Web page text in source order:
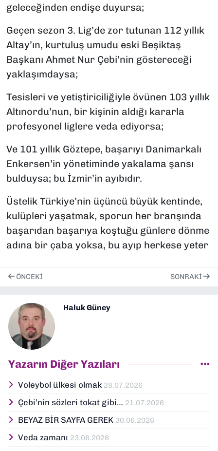
geleceğinden endişe duyursa;
Geçen sezon 3. Lig’de zor tutunan 112 yıllık
Altay’ın, kurtuluş umudu eski Beşiktaş
Başkanı Ahmet Nur Çebi’nin göstereceği
yaklaşımdaysa;
Tesisleri ve yetiştiriciliğiyle övünen 103 yıllık
Altınordu’nun, bir kişinin aldığı kararla
profesyonel liglere veda ediyorsa;
Ve 101 yıllık Göztepe, başarıyı Danimarkalı
Enkersen’in yönetiminde yakalama şansı
bulduysa; bu İzmir’in ayıbıdır.
Üstelik Türkiye’nin üçüncü büyük kentinde,
kulüpleri yaşatmak, sporun her branşında
başarıdan başarıya koştuğu günlere dönme
adına bir çaba yoksa, bu ayıp herkese yeter
ÖNCEKI SONRAKI
Haluk Güney
Yazarın Diğer Yazıları
Voleybol ülkesi olmak 28.07.2026
Çebi’nin sözleri tokat gibi… 21.07.2026
BEYAZ BİR SAYFA GEREK 30.06.2026
Veda zamanı 23.06.2026